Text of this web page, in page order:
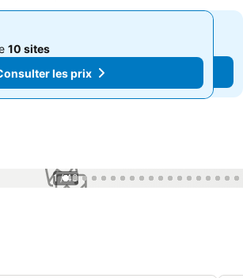
10 sites
Consulter les prix
10 sites
les prix
1 / 43